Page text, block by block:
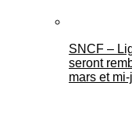
SNCF –
seront
mars et